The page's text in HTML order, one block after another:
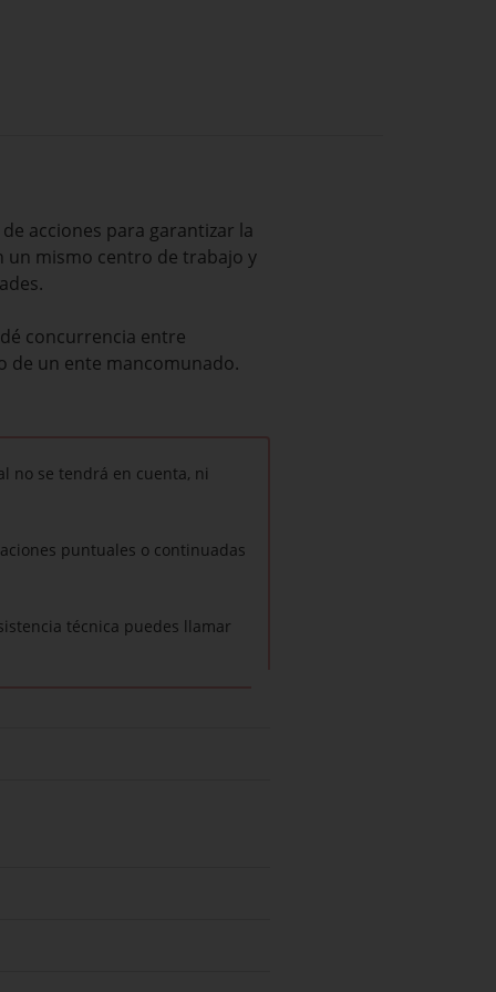
acciones para garantizar la
un mismo centro de trabajo y
concurrencia entre
de un ente mancomunado.
no se tendrá en cuenta, ni
puntuales o continuadas
técnica puedes llamar